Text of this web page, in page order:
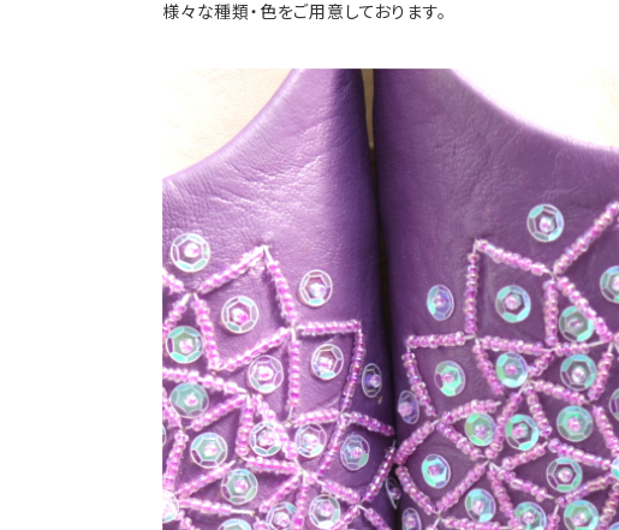
様々な種類・色をご用意しております。